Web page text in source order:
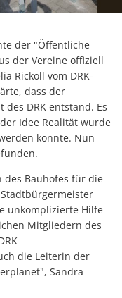
der "Öffentliche
der Vereine offiziell
Rickoll vom DRK-
dass der
DRK entstand. Es
Idee Realität wurde
konnte. Nun
des Bauhofes für die
unkomplizierte Hilfe
Mitgliedern des
die Leiterin der
Sandra